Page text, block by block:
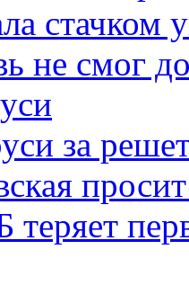
стачком
не смог
за